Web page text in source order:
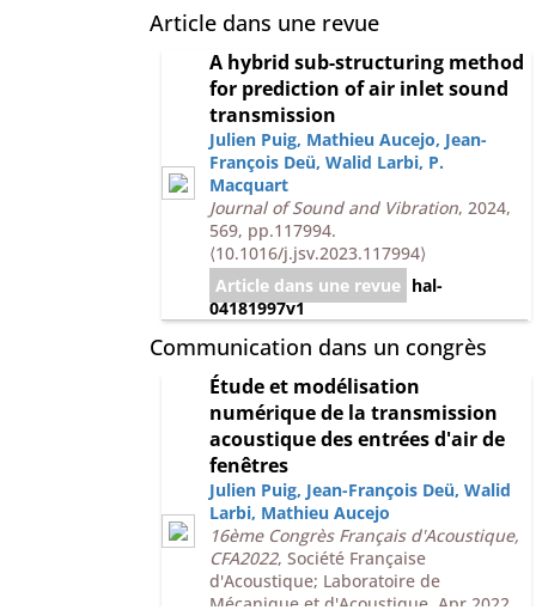
Article dans une revue
A hybrid sub-structuring method
for prediction of air inlet sound
transmission
Julien Puig, Mathieu Aucejo, Jean-
François Deü,Walid Larbi, P.
Macquart
Journal of Sound and Vibration, 2024,
569, pp.117994.
⟨10.1016/j.jsv.2023.117994⟩
Article dans une revue hal-
04181997v1
Communication dans un congrès
Étude et modélisation
numérique de la transmission
acoustique des entrées d'air de
fenêtres
Julien Puig, Jean-François Deü,Walid
Larbi, Mathieu Aucejo
16ème Congrès Français d'Acoustique,
CFA2022, Société Française
d'Acoustique; Laboratoire de
Mécanique et d'Acoustique, Apr 2022,